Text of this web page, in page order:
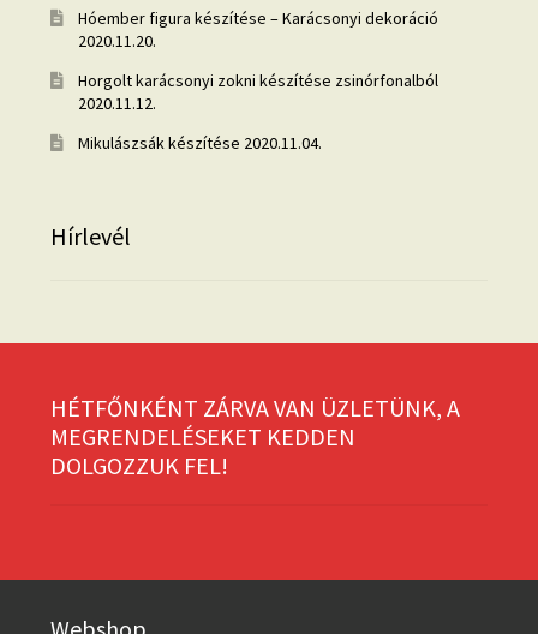
Hóember figura készítése – Karácsonyi dekoráció
2020.11.20.
Horgolt karácsonyi zokni készítése zsinórfonalból
2020.11.12.
Mikulászsák készítése 2020.11.04.
Hírlevél
HÉTFŐNKÉNT ZÁRVA VAN ÜZLETÜNK, A
MEGRENDELÉSEKET KEDDEN
DOLGOZZUK FEL!